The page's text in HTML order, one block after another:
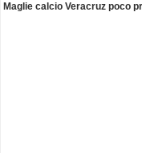
Maglie calcio Veracruz poco